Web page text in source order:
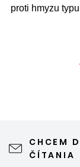
proti hmyzu
CHCEM
ČÍTANIA